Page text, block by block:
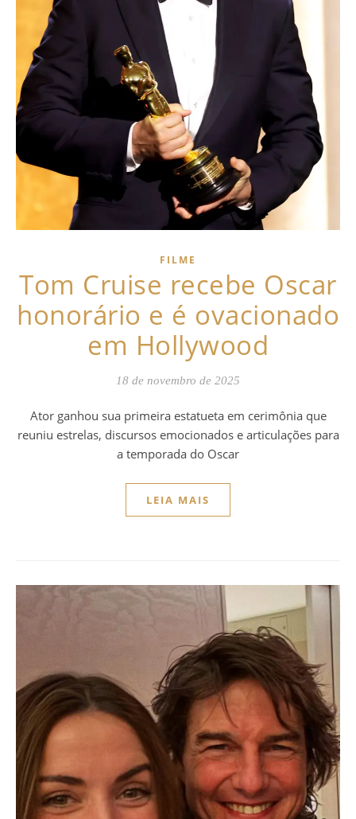
FILME
Tom Cruise recebe Oscar
honorário e é ovacionado
em Hollywood
18 de novembro de 2025
Ator ganhou sua primeira estatueta em cerimônia que
reuniu estrelas, discursos emocionados e articulações para
a temporada do Oscar
LEIA MAIS